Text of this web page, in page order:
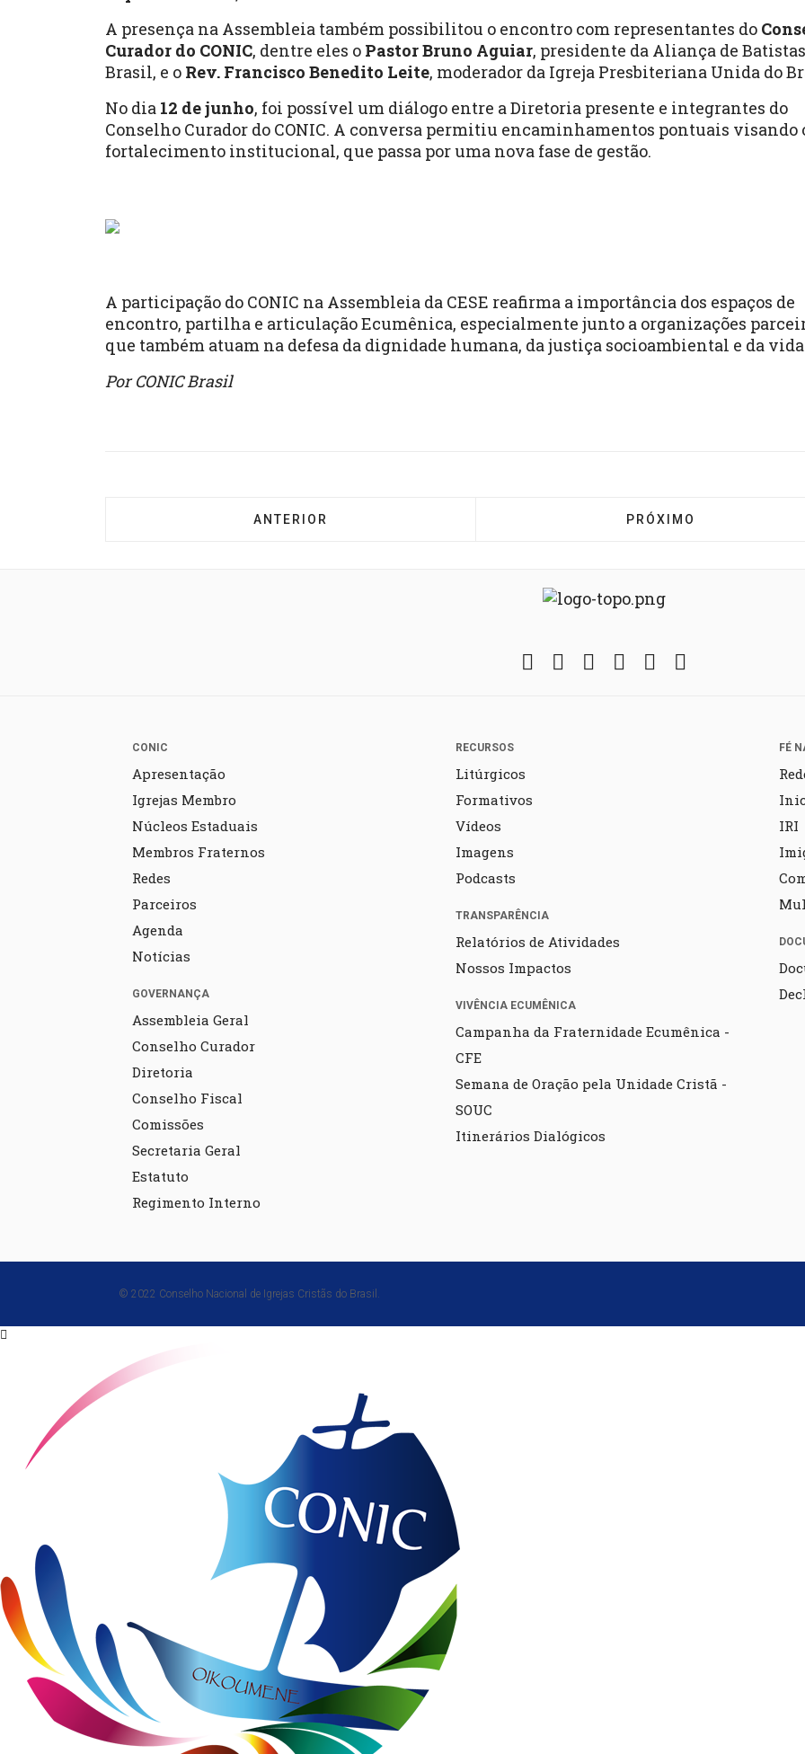
A presença na Assembleia também possibilitou o encontro com representantes do
Curador do CONIC, dentre eles o Pastor Bruno Aguiar, presidente da Aliança de
Brasil, e o Rev. Francisco Benedito Leite, moderador da Igreja Presbiteriana Unida do
No dia 12 de junho, foi possível um diálogo entre a Diretoria presente e integrantes do
Conselho Curador do CONIC. A conversa permitiu encaminhamentos pontuais visando
fortalecimento institucional, que passa por uma nova fase de gestão.
A participação do CONIC na Assembleia da CESE reafirma a importância dos espaços de
encontro, partilha e articulação Ecumênica, especialmente junto a organizações
que também atuam na defesa da dignidade humana, da justiça socioambiental e da
Por CONIC Brasil
ARTIGO ANTERIOR: AS IGREJAS E O IMPERATIVO DA JUSTIÇA: POR QUE
ANTERIOR PRÓXIMO ARTIGO:
PRÓXIMO
Facebook
TwitterInstagramYouTube
Fickr
CONIC
Apresentação
Igrejas Membro
Núcleos Estaduais
Membros Fraternos
Redes
Parceiros
Agenda
Notícias
GOVERNANÇA
Assembleia Geral
Conselho Curador
Diretoria
Conselho Fiscal
Comissões
Secretaria Geral
Estatuto
Regimento Interno
RECURSOS
Litúrgicos
Formativos
Vídeos
Imagens
Podcasts
TRANSPARÊNCIA
Relatórios de Atividades
Nossos Impactos
VIVÊNCIA ECUMÊNICA
Campanha da Fraternidade Ecumênica -
CFE
Semana de Oração pela Unidade Cristã -
SOUC
Itinerários Dialógicos
FÉ
IRI
© 2022 Conselho Nacional de Igrejas Cristãs do Brasil.